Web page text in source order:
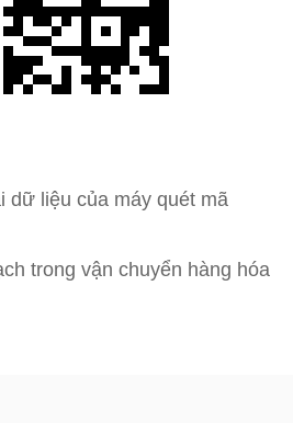
dữ liệu của máy quét mã
trong vận chuyển hàng hóa